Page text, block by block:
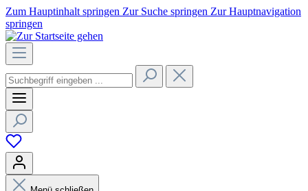
Zum Hauptinhalt springen Zur Suche springen Zur Hauptnavigation
springen